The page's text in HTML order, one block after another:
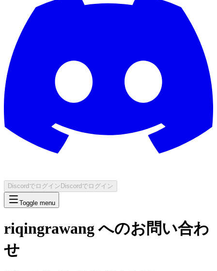
Discordでログイン Discordでログイン
Toggle menu
riqingrawangへのお問い合わ
せ